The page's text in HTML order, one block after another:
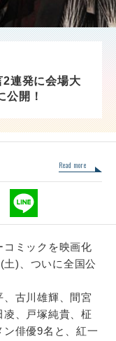
連発に会場大
開！
Read more
コミックを映画化
)、ついに全国公
古川雄輝、間宮
、戸塚純貴、柾
俳優9名と、紅一